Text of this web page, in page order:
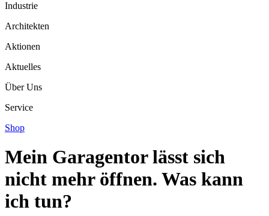
Industrie
Architekten
Aktionen
Aktuelles
Über Uns
Service
Shop
Mein Garagentor lässt sich
nicht mehr öffnen. Was kann
ich tun?